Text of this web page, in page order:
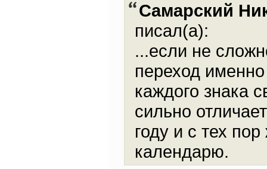
Самарский
писал(а):
...если не
переход
каждого знака
сильно
году и с тех
календарю.